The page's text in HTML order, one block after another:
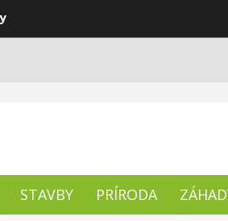
STAVBY PRÍRODA